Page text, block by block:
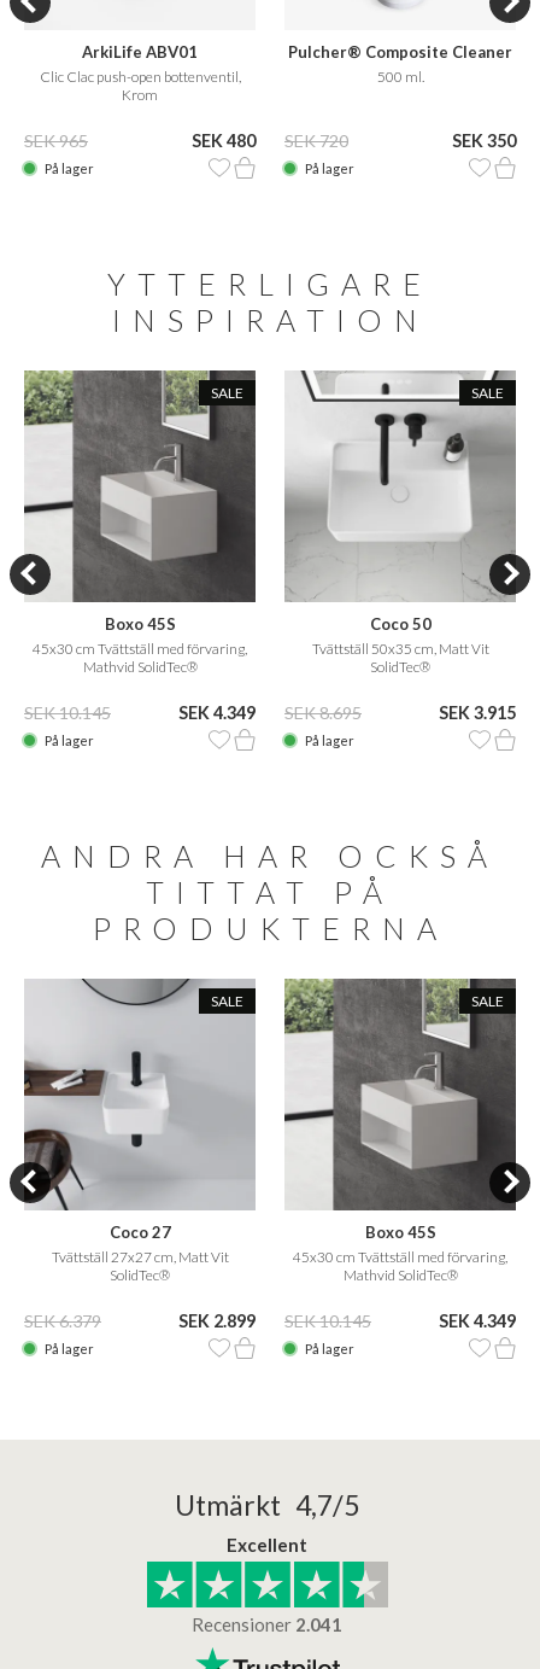
ArkiLife ABV01
Clic Clac push-open bottenventil,
Krom
SEK 965 SEK 480
På lager
Pulcher® Composite Cleaner
Care
500 ml.
SEK 720 SEK 350
På lager
YTTERLIGARE
INSPIRATION
SALE
Boxo 45S
45x30 cm Tvättställ med förvaring,
Mathvid SolidTec®
SEK 10.145 SEK 4.349
På lager
SALE
Coco 50
Tvättställ 50x35 cm, Matt Vit
SolidTec®
SEK 8.695 SEK 3.915
På lager
ANDRA HAR OCKSÅ
TITTAT PÅ
PRODUKTERNA
SALE
Coco 27
Tvättställ 27x27 cm, Matt Vit
SolidTec®
SEK 6.379 SEK 2.899
På lager
SALE
Boxo 45S
45x30 cm Tvättställ med förvaring,
Mathvid SolidTec®
SEK 10.145 SEK 4.349
På lager
Utmärkt 4,7/5
Excellent
Recensioner 2.041